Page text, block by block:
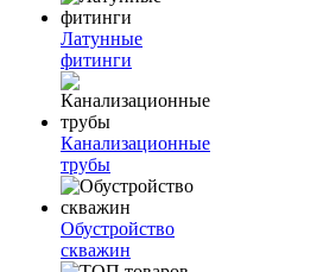
Латунные
фитинги
Канализационные
трубы
Обустройство
скважин